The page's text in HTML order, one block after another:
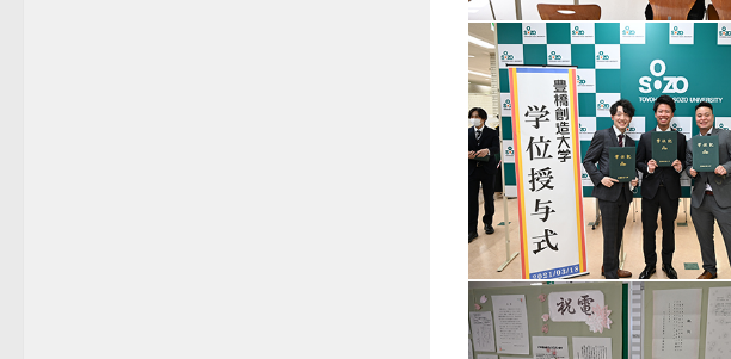
ゼミ担当と記念撮影
学位記を手に記念撮影